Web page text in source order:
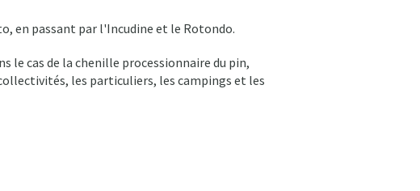
en passant par l'Incudine et le Rotondo.
le cas de la chenille processionnaire du pin,
les particuliers, les campings et les